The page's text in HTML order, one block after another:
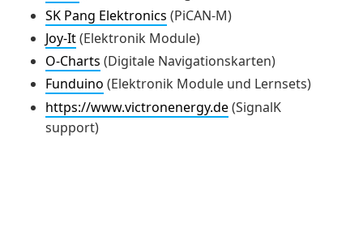
SK Pang Elektronics (PiCAN-M)
Joy-It(Elektronik Module)
O-Charts (Digitale Navigationskarten)
Funduino (Elektronik Module und Lernsets)
https://www.victronenergy.de(SignalK
support)